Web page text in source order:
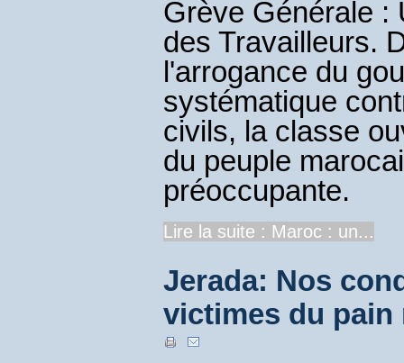
Grève Générale :
des Travailleurs.
l'arrogance du
systématique
civils, la classe
du peuple
préoccupante.
Lire la suite : Maroc : un...
Jerada: Nos
victimes du pain